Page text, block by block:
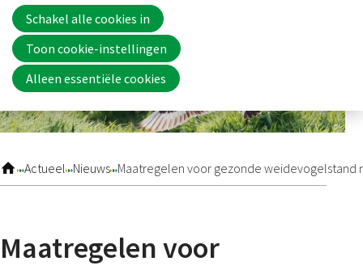
to
main
content
Actueel Nieuws Maatregelen voor gezonde weidevogelstand
Maatregelen voorNieuwsbrief
Schakel alle cookies in
Toon cookie-instellingen
Alleen essentiële cookies